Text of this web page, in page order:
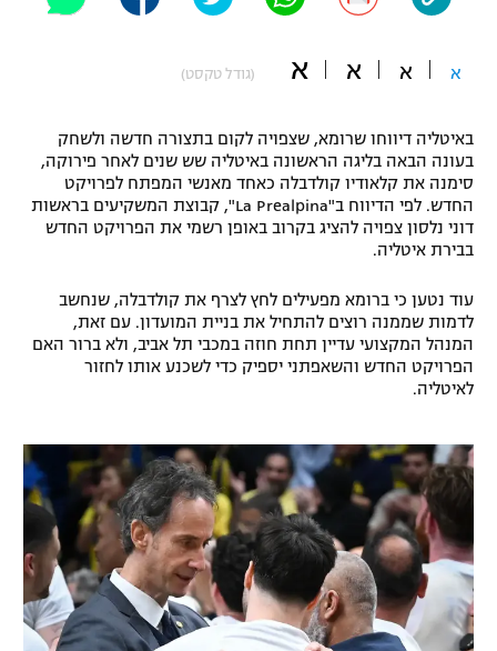
תקנון משתתפים וזוכים בפרסים
תקנון עבור פעילות אלקטרה
טניס
גיימינג E-Sports
תנאי שימוש
תקנון פעילות ספורט 1
רשיון להקרנה פומבית לבית עסק
הצטרפות לחבילת הערוצים
לוח דרושים – ג'ובנט
כדורמים
פוטבול אמריקאי NFL
בייסבול MLB
ספורט אתגרי ואקסטרים
אומנויות לחימה
א א א א (גודל טקסט)
באיטליה דיווחו שרומא, שצפויה לקום בתצורה חדשה ולשחק
בעונה הבאה בליגה הראשונה באיטליה שש שנים לאחר פירוקה,
סימנה את קלאודיו קולדבלה כאחד מאנשי המפתח לפרויקט
החדש. לפי הדיווח ב"La Prealpina", קבוצת המשקיעים בראשות
דוני נלסון צפויה להציג בקרוב באופן רשמי את הפרויקט החדש
בבירת איטליה.
עוד נטען כי ברומא מפעילים לחץ לצרף את קולדבלה, שנחשב
לדמות שממנה רוצים להתחיל את בניית המועדון. עם זאת,
המנהל המקצועי עדיין תחת חוזה במכבי תל אביב, ולא ברור האם
הפרויקט החדש והשאפתני יספיק כדי לשכנע אותו לחזור
לאיטליה.